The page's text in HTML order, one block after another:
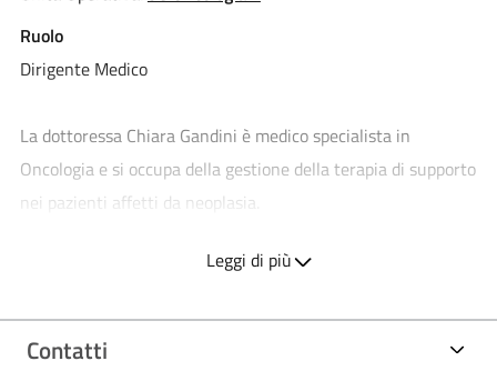
Ruolo
Dirigente Medico
La dottoressa Chiara Gandini è medico specialista in
Oncologia e si occupa della gestione della terapia di supporto
nei pazienti affetti da neoplasia.
l’Università degli Studi di Milano nel 2007 e la successiva
Università nel 2012;
la formazione professionale si è svolta
Leggi di più
Contatti